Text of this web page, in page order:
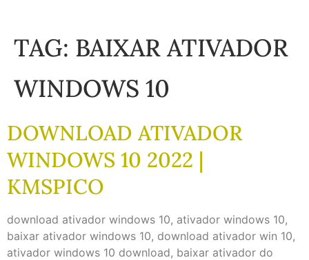
TAG: BAIXAR ATIVADOR
WINDOWS 10
DOWNLOAD ATIVADOR
WINDOWS 10 2022 |
KMSPICO
download ativador windows 10, ativador windows 10,
baixar ativador windows 10, download ativador win 10,
ativador windows 10 download, baixar ativador do